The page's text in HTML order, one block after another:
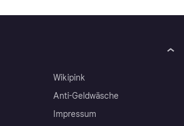
Wikipink
Anti-Geldwäsche
Impressum